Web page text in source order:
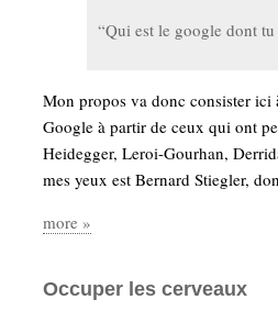
“Qui est le google dont tu
Mon propos va donc consister ici
Google à partir de ceux qui ont
Heidegger, Leroi-Gourhan,
mes yeux est Bernard Stiegler,
more »
Occuper les cerveaux